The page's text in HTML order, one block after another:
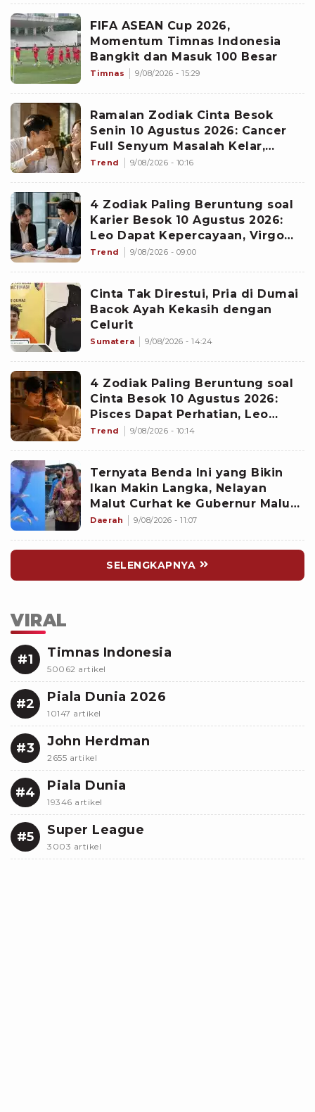
FIFA ASEAN Cup 2026,
Momentum Timnas Indonesia
Bangkit dan Masuk 100 Besar
Timnas 9/08/2026 - 15:29
Ramalan Zodiak Cinta Besok
Senin 10 Agustus 2026: Cancer
Full Senyum Masalah Kelar,
Scorpio Awas Terprovokasi
Trend 9/08/2026 - 10:16
4 Zodiak Paling Beruntung soal
Karier Besok 10 Agustus 2026:
Leo Dapat Kepercayaan, Virgo
Makin Diperhitungkan
Trend 9/08/2026 - 09:00
Cinta Tak Direstui, Pria di Dumai
Bacok Ayah Kekasih dengan
Celurit
Sumatera 9/08/2026 - 14:24
4 Zodiak Paling Beruntung soal
Cinta Besok 10 Agustus 2026:
Pisces Dapat Perhatian, Leo
Makin Dekat dengan Si Dia
Trend 9/08/2026 - 10:14
Ternyata Benda Ini yang Bikin
Ikan Makin Langka, Nelayan
Malut Curhat ke Gubernur Malut
Sherly Tjoanda soal Rumpon
Daerah 9/08/2026 - 11:07
SELENGKAPNYA
VIRAL
#1 Timnas Indonesia
50062 artikel
#2 Piala Dunia 2026
10147 artikel
#3 John Herdman
2655 artikel
#4 Piala Dunia
19346 artikel
#5 Super League
3003 artikel